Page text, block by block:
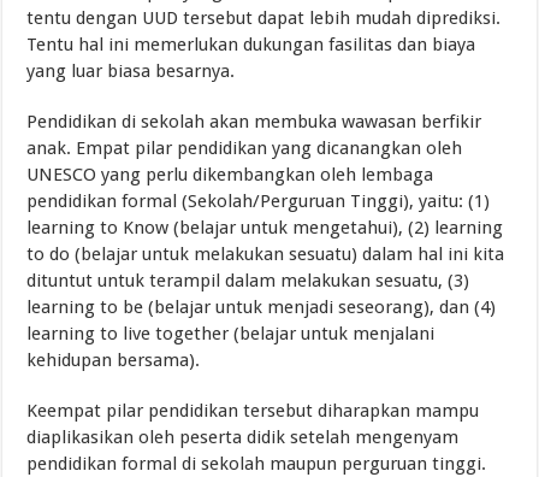
tentu dengan UUD tersebut dapat lebih mudah diprediksi.
Tentu hal ini memerlukan dukungan fasilitas dan biaya
yang luar biasa besarnya.
Pendidikan di sekolah akan membuka wawasan berfikir
anak. Empat pilar pendidikan yang dicanangkan oleh
UNESCO yang perlu dikembangkan oleh lembaga
pendidikan formal (Sekolah/Perguruan Tinggi), yaitu: (1)
learning to Know (belajar untuk mengetahui), (2) learning
to do (belajar untuk melakukan sesuatu) dalam hal ini kita
dituntut untuk terampil dalam melakukan sesuatu, (3)
learning to be (belajar untuk menjadi seseorang), dan (4)
learning to live together (belajar untuk menjalani
kehidupan bersama).
Keempat pilar pendidikan tersebut diharapkan mampu
diaplikasikan oleh peserta didik setelah mengenyam
pendidikan formal di sekolah maupun perguruan tinggi.